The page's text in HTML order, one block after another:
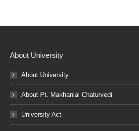
About University
About University
About Pt. Makhanlal Chaturvedi
University Act